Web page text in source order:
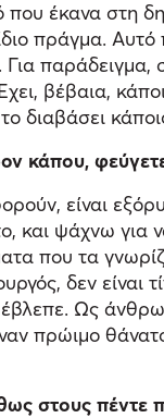
έκανα στη
πράγμα.
παράδειγμα,
βέβαια,
διαβάσει
κάπου,
είναι
και ψάχνω
που τα
δεν
Ως
πρώιμο
πέντε